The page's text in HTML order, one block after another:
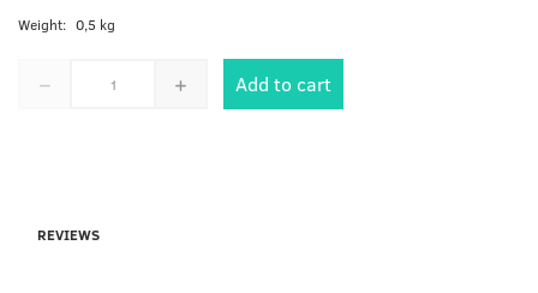
Weight: 0,5 kg
Add to cart
REVIEWS